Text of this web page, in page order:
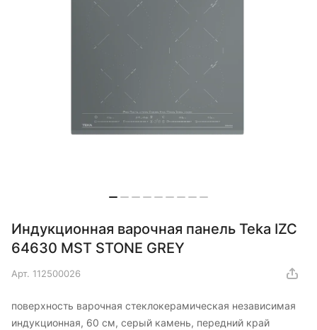
Индукционная варочная панель Teka IZC
64630 MST STONE GREY
Арт. 112500026
поверхность варочная стеклокерамическая независимая
индукционная, 60 см, серый камень, передний край